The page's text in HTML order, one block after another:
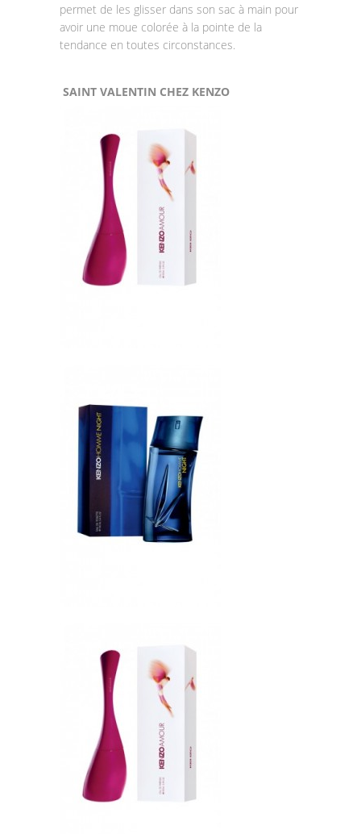
permet de les glisser dans son sac à main pour
avoir une moue colorée à la pointe de la
tendance en toutes circonstances.
SAINT VALENTIN CHEZ KENZO